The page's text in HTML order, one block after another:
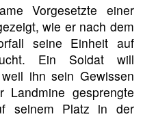
Vorgesetzte einer
wie er nach dem
seine Einheit auf
Ein Soldat will
ihn sein Gewissen
gesprengte
seinem Platz in der